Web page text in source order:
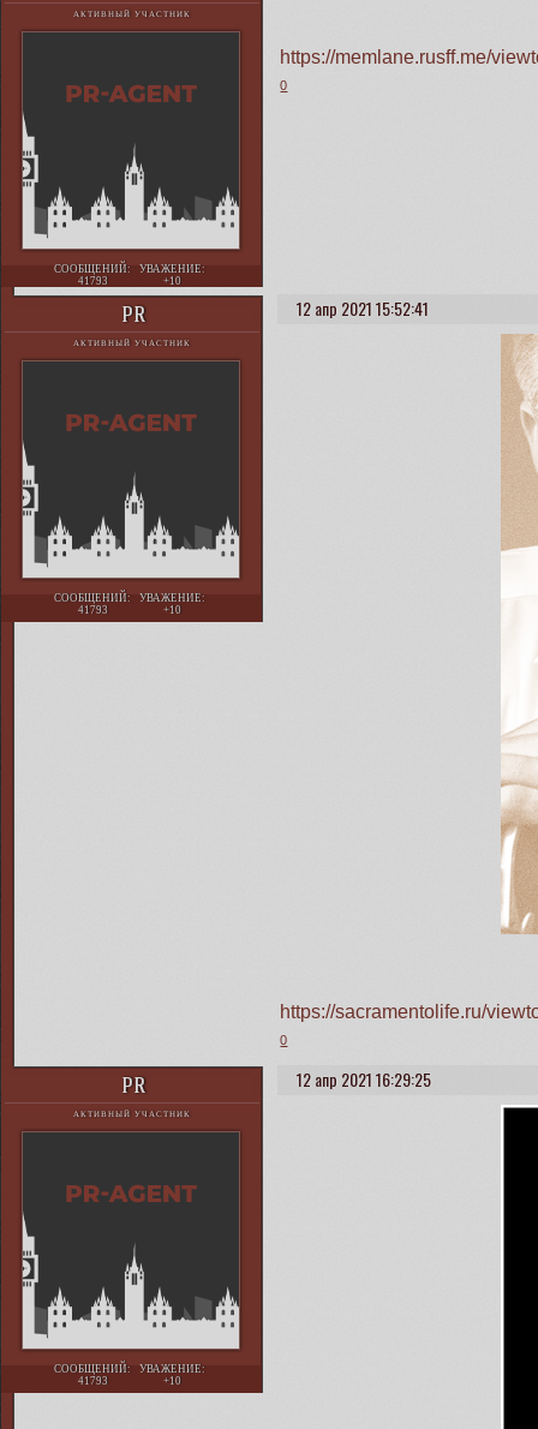
АКТИВНЫЙ УЧАСТНИК
СООБЩЕНИЙ:
41793
УВАЖЕНИЕ:
+10
https://memlane.rusff.me/
0
12 апр 2021 15:52:41
PR
АКТИВНЫЙ УЧАСТНИК
СООБЩЕНИЙ:
41793
УВАЖЕНИЕ:
+10
https://sacramentolife.ru/
0
12 апр 2021 16:29:25
PR
АКТИВНЫЙ УЧАСТНИК
СООБЩЕНИЙ:
41793
УВАЖЕНИЕ:
+10